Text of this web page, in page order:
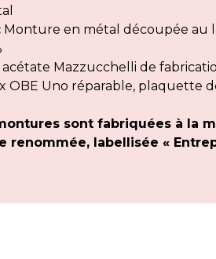
Monture en métal découpée au
Mazzucchelli de
OBE Uno réparable, plaquette
sont fabriquées à la
renommée, labellisée «